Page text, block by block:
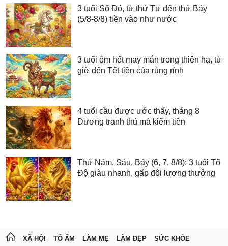
3 tuổi Số Đỏ, từ thứ Tư đến thứ Bảy
(5/8-8/8) tiền vào như nước
3 tuổi ôm hết may mắn trong thiên hạ, từ
giờ đến Tết tiền của rủng rỉnh
4 tuổi cầu được ước thấy, tháng 8
Dương tranh thủ mà kiếm tiền
Thứ Năm, Sáu, Bảy (6, 7, 8/8): 3 tuổi Tổ
Độ giàu nhanh, gấp đôi lương thưởng
XÃ HỘI TỔ ẤM LÀM MẸ LÀM ĐẸP SỨC KHỎE